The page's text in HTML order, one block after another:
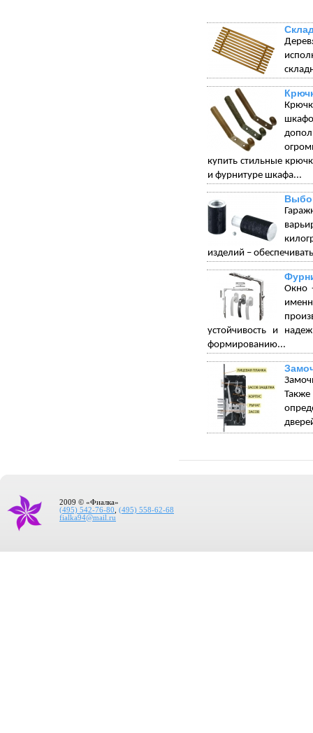
купить стильные
и фурнитуре шкафа...
изделий –
Окно
устойчивость и
формированию...
2009 © «Фиалка»
(495) 542-76-80
(495) 558-62-68
fialka94@mail.ru